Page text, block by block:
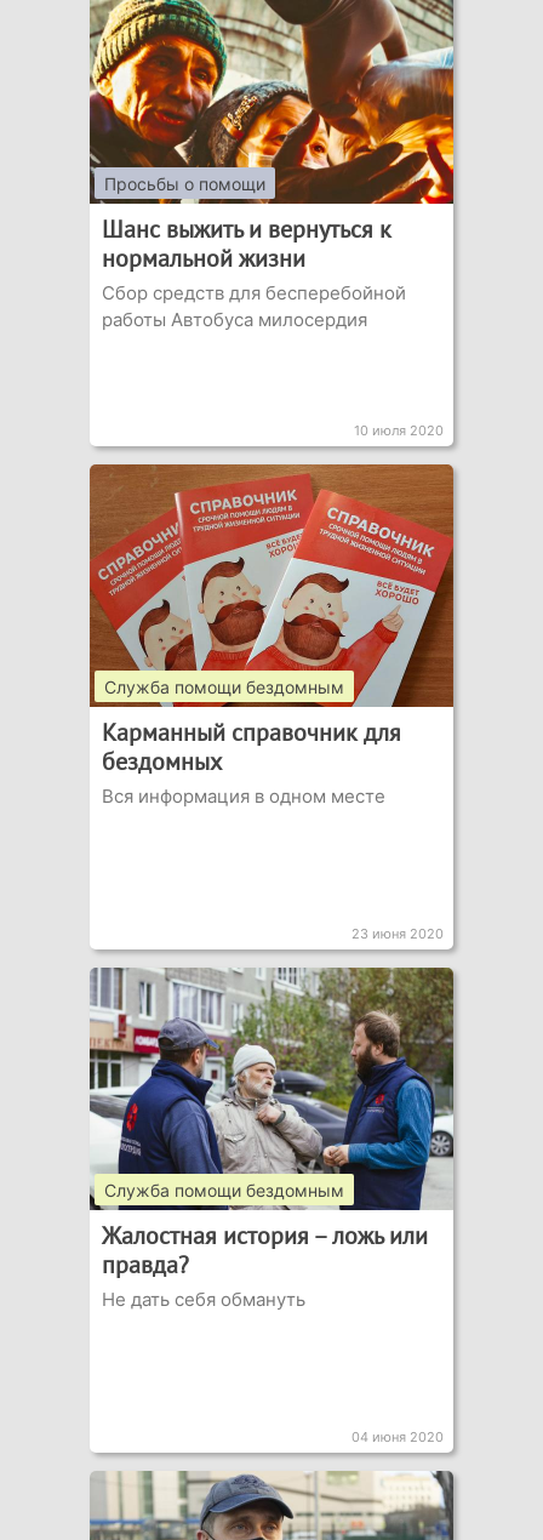
Просьбы о помощи
Шанс выжить и вернуться к
нормальной жизни
Сбор средств для бесперебойной
работы Автобуса милосердия
10 июля 2020
Служба помощи бездомным
Карманный справочник для
бездомных
Вся информация в одном месте
23 июня 2020
Служба помощи бездомным
Жалостная история – ложь или
правда?
Не дать себя обмануть
04 июня 2020